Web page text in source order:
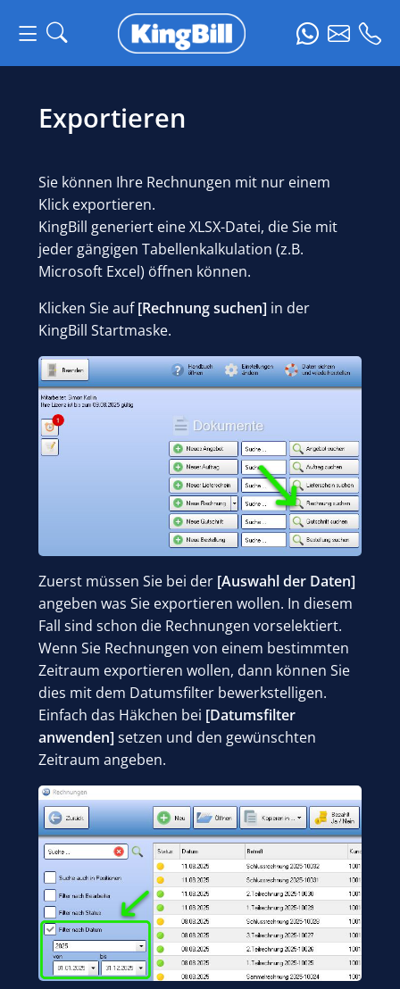
Exportieren
Sie können Ihre Rechnungen mit nur einem
Klick exportieren.
KingBill generiert eine XLSX-Datei, die Sie mit
jeder gängigen Tabellenkalkulation (z.B.
Microsoft Excel) öffnen können.
Klicken Sie auf[Rechnung suchen] in der
KingBill Startmaske.
Zuerst müssen Sie bei der [Auswahl der Daten]
angeben was Sie exportieren wollen. In diesem
Fall sind schon die Rechnungen vorselektiert.
Wenn Sie Rechnungen von einem bestimmten
Zeitraum exportieren wollen, dann können Sie
dies mit dem Datumsfilter bewerkstelligen.
Einfach das Häkchen bei [Datumsfilter
anwenden] setzen und den gewünschten
Zeitraum angeben.